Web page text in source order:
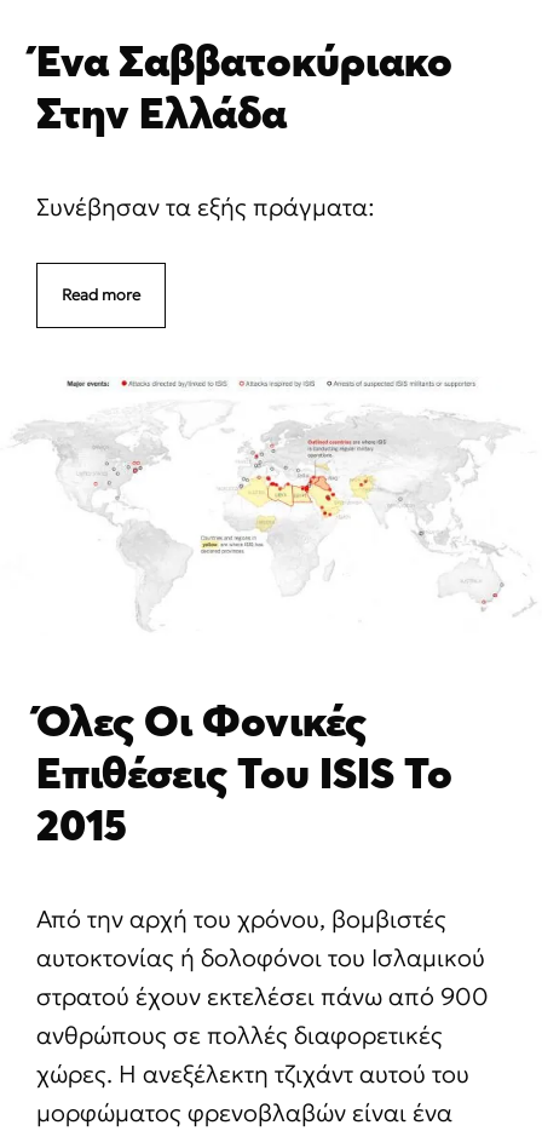
Ένα Σαββατοκύριακο
Στην Ελλάδα
Συνέβησαν τα εξής πράγματα:
Read more
Όλες Οι Φονικές
Επιθέσεις Του ISIS Το
2015
Από την αρχή του χρόνου, βομβιστές
αυτοκτονίας ή δολοφόνοι του Ισλαμικού
στρατού έχουν εκτελέσει πάνω από 900
ανθρώπους σε πολλές διαφορετικές
χώρες. Η ανεξέλεκτη τζιχάντ αυτού του
μορφώματος φρενοβλαβών είναι ένα